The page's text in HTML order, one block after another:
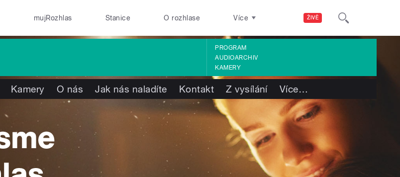
ŽIVĚ
mujRozhlas Stanice O rozhlase Více
PROGRAM
AUDIOARCHIV
KAMERY
Kamery O nás Jak nás naladíte Kontakt Z vysílání Více…